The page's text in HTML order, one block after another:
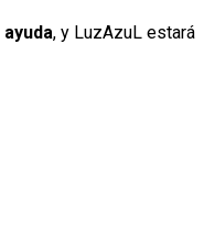
ayuda, y LuzAzuL estará